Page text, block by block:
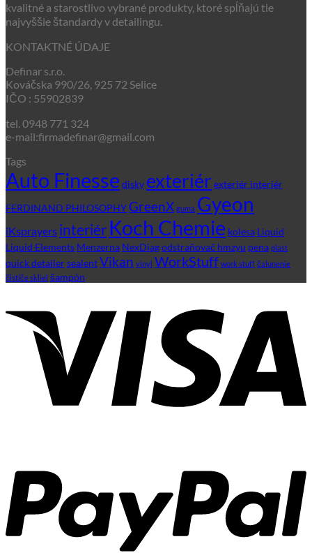
kvalitné a starostlivo vybrané produkty, ktoré spĺňajú tie
najvyššie štandardy v detailingu.
KONTAKTNÉ ÚDAJE
Definar s.r.o.
Kováčska 990/26, 925 72 Selice
IČO : 55902839
tel. 0948 771 324
e-mail:firmadefinar@gmail.com
Tags
Auto Finesse disky exteriérexteriér interiér
FERDINAND PHILOSOPHY GreenX guma Gyeon
iKsprayers interiérKoch Chemie kolesa Liquid
Liquid Elements Menzerna NexDiagodstraňovač hmzyu pena plast
quick detailersealentVikan vinyl WorkStuff work stuff čalunenie
čističe skliel šampón